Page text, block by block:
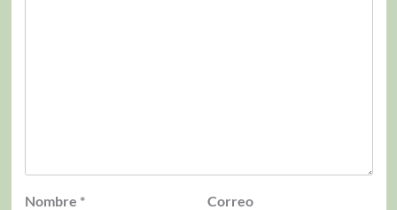
Nombre *
Correo